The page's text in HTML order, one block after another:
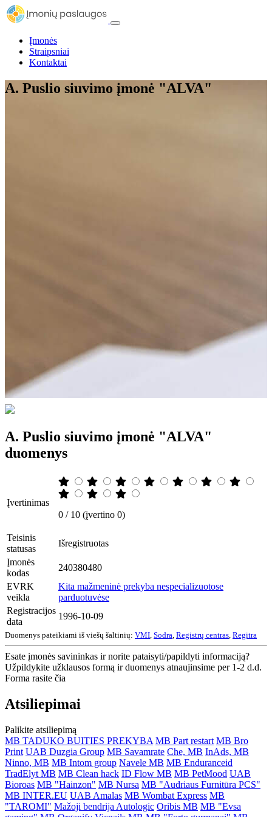
Įmonės
Straipsniai
Kontaktai
A. Puslio siuvimo įmonė "ALVA"
A. Puslio siuvimo įmonė "ALVA"
duomenys
Įvertinimas
0 / 10 (įvertino 0)
Teisinis
statusas
Išregistruotas
Įmonės
kodas
240380480
EVRK
veikla
Kita mažmeninė prekyba nespecializuotose
parduotuvėse
Registracijos
data
1996-10-09
Duomenys pateikiami iš viešų šaltinių: VMI Sodra Registrų centras Regitra
Esate įmonės savininkas ir norite pataisyti/papildyti informaciją?
Užpildykite užklausos formą ir duomenys atnaujinsime per 1-2 d.d.
Forma rasite čia
Atsiliepimai
Palikite atsiliepimą
MB TADUKO BUITIES PREKYBA MB Part restart MB Bro
Print UAB Duzgia Group MB Savamrate Che, MB InAds, MB
Ninno, MB MB Intom group Navele MB MB Enduranceid
TradElyt MB MB Clean hack ID Flow MB MB PetMood UAB
Bioroas MB "Hainzon" MB Nursa MB "Audriaus Furnitūra PCS"
MB INTER.EU UAB Amalas MB Wombat Express MB
"TAROMI" Mažoji bendrija Autologic Oribis MB MB "Evsa